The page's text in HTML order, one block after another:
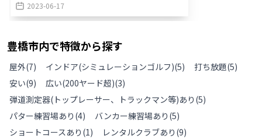
2023-06-17
豊橋市内で特徴から探す
屋外(7) インドア(シミュレーションゴルフ)(5) 打ち放題(5)
安い(9) 広い(200ヤード超)(3)
弾道測定器(トップレーサー、トラックマン等)あり (5)
パター練習場あり (4) バンカー練習場あり (5)
ショートコースあり (1) レンタルクラブあり (9)